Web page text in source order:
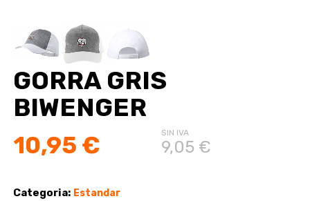
GORRA GRIS
BIWENGER
10,95 € SIN IVA
9,05 €
Categoria: Estandar